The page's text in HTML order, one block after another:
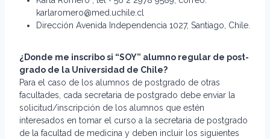
karlaromero@med.uchile.cl
Dirección Avenida Independencia 1027, Santiago, Chile.
¿Donde me inscribo si “SOY” alumno regular de post-
grado de la Universidad de Chile?
Para el caso de los alumnos de postgrado de otras
facultades, cada secretaria de postgrado debe enviar la
solicitud/inscripción de los alumnos que estén
interesados en tomar el curso a la secretaria de postgrado
de la facultad de medicina y deben incluir los siguientes